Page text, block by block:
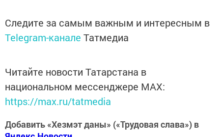
Следите за самым важным и интересным в
Telegram-канале Татмедиа
Читайте новости Татарстана в
национальном мессенджере MАХ:
https://max.ru/tatmedia
Добавить «Хезмэт даны» («Трудовая слава») в